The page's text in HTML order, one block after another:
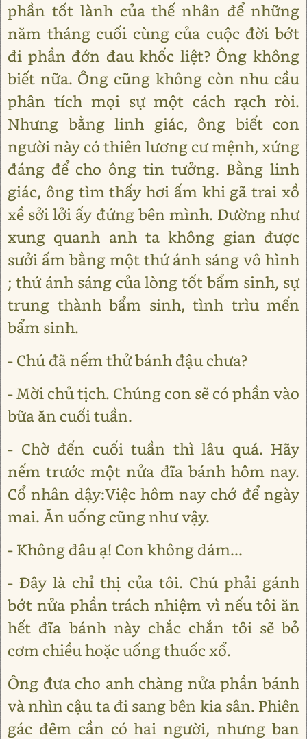
phần tốt lành của thế nhân để những
năm tháng cuối cùng của cuộc đời bớt
đi phần đớn đau khốc liệt? Ông không
biết nữa. Ông cũng không còn nhu cầu
phân tích mọi sự một cách rạch ròi.
Nhưng bằng linh giác, ông biết con
người này có thiên lương cư mệnh, xứng
đáng để cho ông tin tưởng. Bằng linh
giác, ông tìm thấy hơi ấm khi gã trai xồ
xề sởi lởi ấy đứng bên mình. Dường như
xung quanh anh ta không gian được
sưởi ấm bằng một thứ ánh sáng vô hình
; thứ ánh sáng của lòng tốt bẩm sinh, sự
trung thành bẩm sinh, tình trìu mến
bẩm sinh.
- Chú đã nếm thử bánh đậu chưa?
- Mời chủ tịch. Chúng con sẽ có phần vào
bữa ăn cuối tuần.
- Chờ đến cuối tuần thì lâu quá. Hãy
nếm trước một nửa đĩa bánh hôm nay.
Cổ nhân dậy:Việc hôm nay chớ để ngày
mai. Ăn uống cũng như vậy.
- Không đâu ạ! Con không dám...
- Đây là chỉ thị của tôi. Chú phải gánh
bớt nửa phần trách nhiệm vì nếu tôi ăn
hết đĩa bánh này chắc chắn tôi sẽ bỏ
cơm chiều hoặc uống thuốc xổ.
Ông đưa cho anh chàng nửa phần bánh
và nhìn cậu ta đi sang bên kia sân. Phiên
gác đêm cần có hai người, nhưng ban